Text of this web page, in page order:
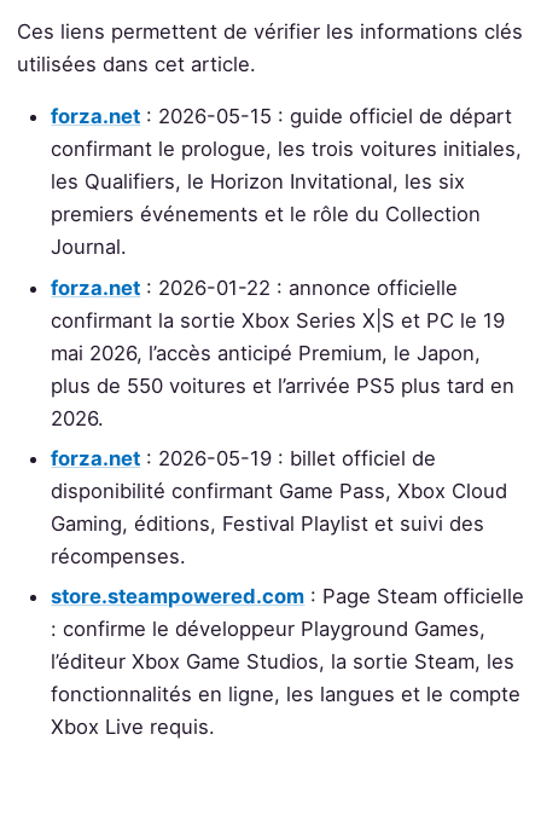
Ces liens permettent de vérifier les informations clés
utilisées dans cet article.
forza.net : 2026-05-15 : guide officiel de départ
confirmant le prologue, les trois voitures initiales,
les Qualifiers, le Horizon Invitational, les six
premiers événements et le rôle du Collection
Journal.
forza.net : 2026-01-22 : annonce officielle
confirmant la sortie Xbox Series X|S et PC le 19
mai 2026, l’accès anticipé Premium, le Japon,
plus de 550 voitures et l’arrivée PS5 plus tard en
2026.
forza.net : 2026-05-19 : billet officiel de
disponibilité confirmant Game Pass, Xbox Cloud
Gaming, éditions, Festival Playlist et suivi des
récompenses.
store.steampowered.com : Page Steam officielle
: confirme le développeur Playground Games,
l’éditeur Xbox Game Studios, la sortie Steam, les
fonctionnalités en ligne, les langues et le compte
Xbox Live requis.